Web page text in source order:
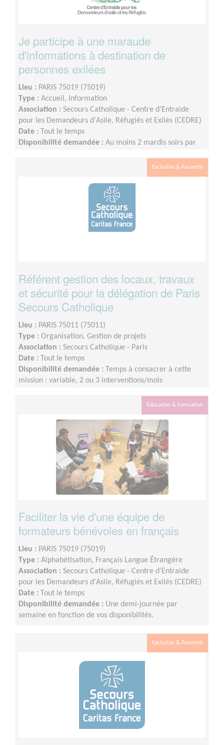
Je participe à une maraude
d'informations à destination de
personnes exilées
Lieu : PARIS 75019 (75019)
Type : Accueil, Information
Association : Secours Catholique - Centre d'Entraide
pour les Demandeurs d'Asile, Réfugiés et Exilés (CEDRE)
Date :
Tout le temps
Disponibilité demandée : Au moins 2 mardis soirs par
Exclusion & Pauvreté
Référent gestion des locaux, travaux
et sécurité pour la délégation de Paris
Secours Catholique
Lieu : PARIS 75011 (75011)
Type : Organisation, Gestion de projets
Association : Secours Catholique - Paris
Date :
Tout le temps
Disponibilité demandée :
Temps à consacrer à cette
mission : variable, 2 ou 3 interventions/mois
Éducation & Formation
Faciliter la vie d'une équipe de
formateurs bénévoles en français
Lieu : PARIS 75019 (75019)
Type : Alphabétisation, Français Langue Étrangère
Association : Secours Catholique - Centre d'Entraide
pour les Demandeurs d'Asile, Réfugiés et Exilés (CEDRE)
Date :
Tout le temps
Disponibilité demandée : Une demi-journée par
semaine en fonction de vos disponibilités.
Exclusion & Pauvreté